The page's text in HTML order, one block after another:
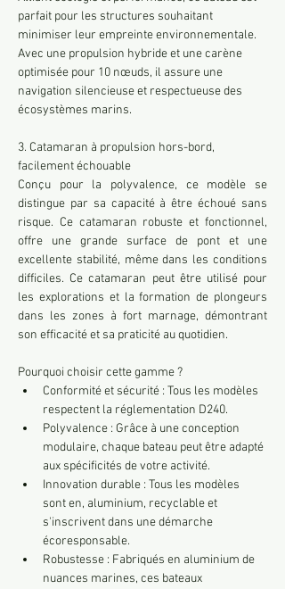
parfait pour les structures souhaitant
minimiser leur empreinte environnementale.
Avec une propulsion hybride et une carène
optimisée pour 10 nœuds, il assure une
navigation silencieuse et respectueuse des
écosystèmes marins.
3. Catamaran à propulsion hors-bord,
facilement échouable
Conçu pour la polyvalence, ce modèle se
distingue par sa capacité à être échoué sans
risque. Ce catamaran robuste et fonctionnel,
offre une grande surface de pont et une
excellente stabilité, même dans les conditions
difficiles. Ce catamaran peut être utilisé pour
les explorations et la formation de plongeurs
dans les zones à fort marnage, démontrant
son efficacité et sa praticité au quotidien.
Pourquoi choisir cette gamme ?
Conformité et sécurité : Tous les modèles
respectent la réglementation D240.
Polyvalence : Grâce à une conception
modulaire, chaque bateau peut être adapté
aux spécificités de votre activité.
Innovation durable : Tous les modèles
sont en, aluminium, recyclable et
s'inscrivent dans une démarche
écoresponsable.
Robustesse : Fabriqués en aluminium de
nuances marines, ces bateaux